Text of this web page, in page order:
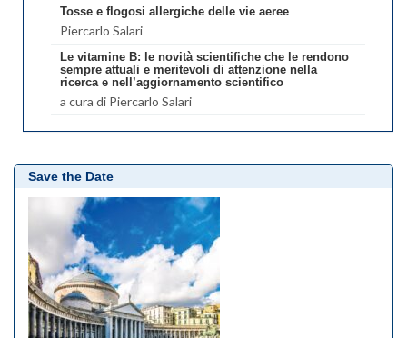
Tosse e flogosi allergiche delle vie aeree
Piercarlo Salari
Le vitamine B: le novità scientifiche che le rendono
sempre attuali e meritevoli di attenzione nella
ricerca e nell’aggiornamento scientifico
a cura di Piercarlo Salari
Save the Date